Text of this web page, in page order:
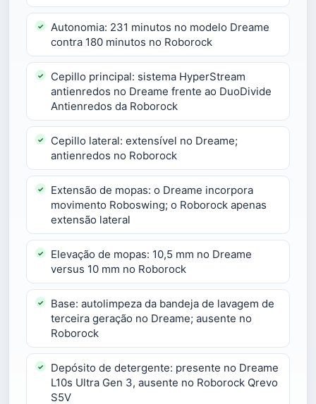
Autonomia: 231 minutos no modelo Dreame
contra 180 minutos no Roborock
Cepillo principal: sistema HyperStream
antienredos no Dreame frente ao DuoDivide
Antienredos da Roborock
Cepillo lateral: extensível no Dreame;
antienredos no Roborock
Extensão de mopas: o Dreame incorpora
movimento Roboswing; o Roborock apenas
extensão lateral
Elevação de mopas: 10,5 mm no Dreame
versus 10 mm no Roborock
Base: autolimpeza da bandeja de lavagem de
terceira geração no Dreame; ausente no
Roborock
Depósito de detergente: presente no Dreame
L10s Ultra Gen 3, ausente no Roborock Qrevo
S5V